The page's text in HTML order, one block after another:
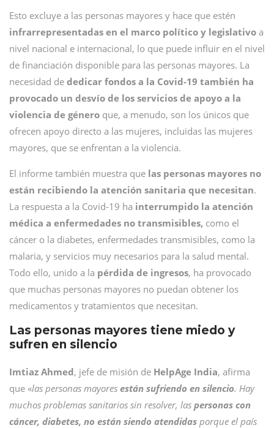
Esto excluye a las personas mayores y hace que estén
infrarrepresentadas en el marco político y legislativo a
nivel nacional e internacional, lo que puede influir en el nivel
de financiación disponible para las personas mayores. La
necesidad de dedicar fondos a la Covid-19 también ha
provocado un desvío de los servicios de apoyo a la
violencia de género que, a menudo, son los únicos que
ofrecen apoyo directo a las mujeres, incluidas las mujeres
mayores, que se enfrentan a la violencia.
El informe también muestra que las personas mayores no
están recibiendo la atención sanitaria que necesitan.
La respuesta a la Covid-19 ha interrumpido la atención
médica a enfermedades no transmisibles, como el
cáncer o la diabetes, enfermedades transmisibles, como la
malaria, y servicios muy necesarios para la salud mental.
Todo ello, unido a la pérdida de ingresos, ha provocado
que muchas personas mayores no puedan obtener los
medicamentos y tratamientos que necesitan.
Las personas mayores tiene miedo y
sufren en silencio
Imtiaz Ahmed, jefe de misión de HelpAge India, afirma
que «las personas mayores están sufriendo en silencio. Hay
muchos problemas sanitarios sin resolver, las personas con
cáncer, diabetes, no están siendo atendidas porque el país